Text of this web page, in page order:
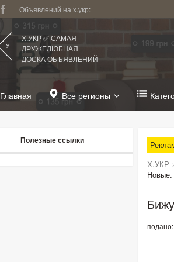
Объявлений на х.укр:
Х.УКР ✅ САМАЯ
ДРУЖЕЛЮБНАЯ
ДОСКА ОБЪЯВЛЕНИЙ
Главная Все регионы
Х.УКР
Новые.
Полезные ссылки